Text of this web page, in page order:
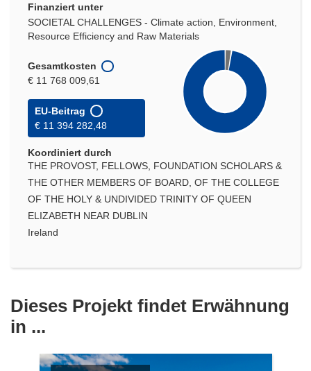
Finanziert unter
SOCIETAL CHALLENGES - Climate action, Environment,
Resource Efficiency and Raw Materials
Gesamtkosten
€ 11 768 009,61
EU-Beitrag
€ 11 394 282,48
Koordiniert durch
THE PROVOST, FELLOWS, FOUNDATION SCHOLARS &
THE OTHER MEMBERS OF BOARD, OF THE COLLEGE
OF THE HOLY & UNDIVIDED TRINITY OF QUEEN
ELIZABETH NEAR DUBLIN
Ireland
Dieses Projekt findet Erwähnung
in ...